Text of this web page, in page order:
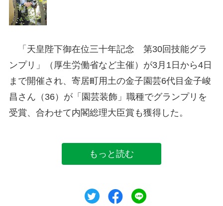
「天皇陛下御在位三十年記念 第30回技能グラ
ンプリ」（厚生労働省など主催）が3月1日から4日
まで開催され、寄居町用土の金子園芸6代目金子峻
昌さん（36）が「園芸装飾」職種でグランプリを
受賞、合わせて内閣総理大臣賞も獲得した。
もっと読む
ツイートシェア